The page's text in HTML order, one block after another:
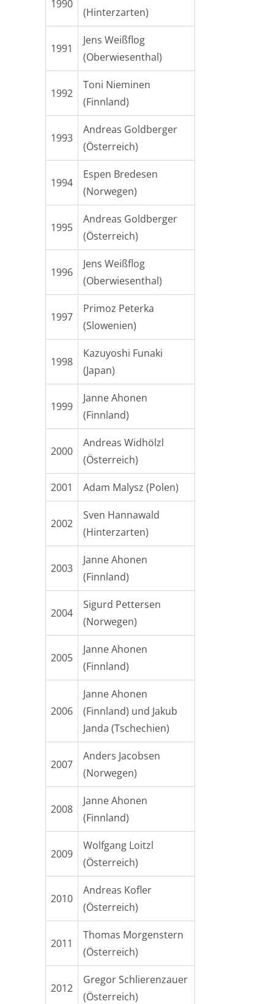
1990
(Hinterzarten)
1991
Jens Weißflog
(Oberwiesenthal)
1992
Toni Nieminen
(Finnland)
1993
Andreas Goldberger
(Österreich)
1994
Espen Bredesen
(Norwegen)
1995
Andreas Goldberger
(Österreich)
1996
Jens Weißflog
(Oberwiesenthal)
1997
Primoz Peterka
(Slowenien)
1998
Kazuyoshi Funaki
(Japan)
1999
Janne Ahonen
(Finnland)
2000
Andreas Widhölzl
(Österreich)
2001 Adam Malysz (Polen)
2002
Sven Hannawald
(Hinterzarten)
2003
Janne Ahonen
(Finnland)
2004
Sigurd Pettersen
(Norwegen)
2005
Janne Ahonen
(Finnland)
2006
Janne Ahonen
(Finnland) und Jakub
Janda (Tschechien)
2007
Anders Jacobsen
(Norwegen)
2008
Janne Ahonen
(Finnland)
2009
Wolfgang Loitzl
(Österreich)
2010
Andreas Kofler
(Österreich)
2011
Thomas Morgenstern
(Österreich)
2012
Gregor Schlierenzauer
(Österreich)